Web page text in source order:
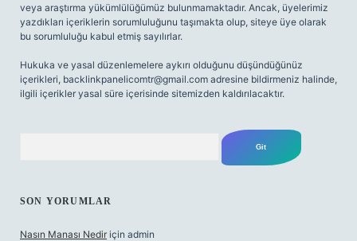
veya araştırma yükümlülüğümüz bulunmamaktadır. Ancak, üyelerimiz
yazdıkları içeriklerin sorumluluğunu taşımakta olup, siteye üye olarak
bu sorumluluğu kabul etmiş sayılırlar.
Hukuka ve yasal düzenlemelere aykırı olduğunu düşündüğünüz
içerikleri, backlinkpanelicomtr@gmail.com adresine bildirmeniz halinde,
ilgili içerikler yasal süre içerisinde sitemizden kaldırılacaktır.
SON YORUMLAR
Nasın Manası Nedir için admin